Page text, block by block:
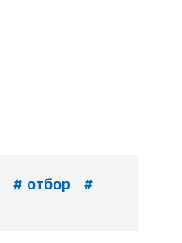
# отбор
#